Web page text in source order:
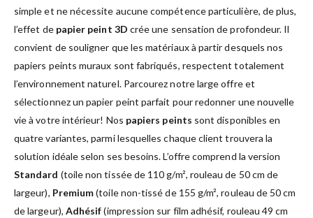
simple et ne nécessite aucune compétence particulière, de plus,
l’effet de papier peint 3D crée une sensation de profondeur. Il
convient de souligner que les matériaux à partir desquels nos
papiers peints muraux sont fabriqués, respectent totalement
l’environnement naturel. Parcourez notre large offre et
sélectionnez un papier peint parfait pour redonner une nouvelle
vie à votre intérieur! Nos papiers peints sont disponibles en
quatre variantes, parmi lesquelles chaque client trouvera la
solution idéale selon ses besoins. L’offre comprend la version
Standard (toile non tissée de 110 g/m², rouleau de 50 cm de
largeur), Premium(toile non-tissé de 155 g/m², rouleau de 50 cm
de largeur), Adhésif(impression sur film adhésif, rouleau 49 cm